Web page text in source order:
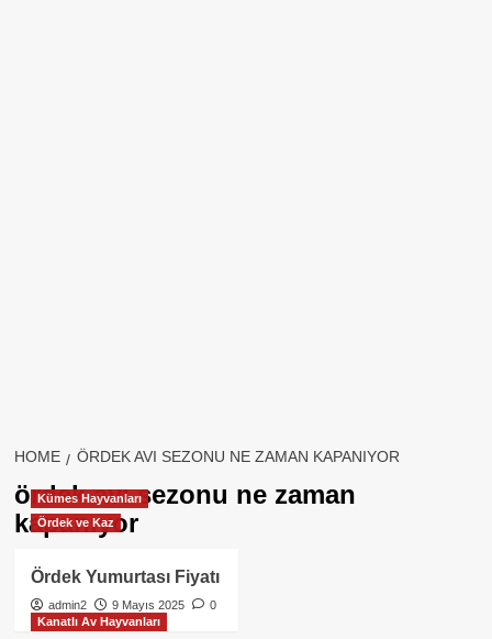
HOME ÖRDEK AVI SEZONU NE ZAMAN KAPANIYOR
ördek avı sezonu ne zaman
kapanıyor
Kümes Hayvanları
Ördek ve Kaz
Ördek Yumurtası Fiyatı
admin2 9 Mayıs 2025
0
Kanatlı Av Hayvanları